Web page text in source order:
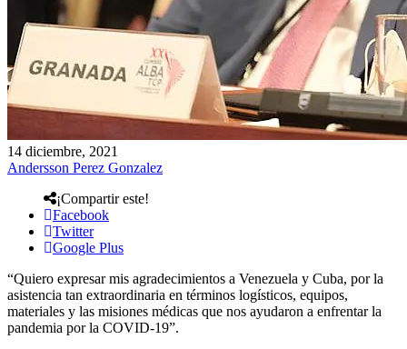
14 diciembre, 2021
Andersson Perez Gonzalez
¡Compartir este!
Facebook
Twitter
Google Plus
“Quiero expresar mis agradecimientos a Venezuela y Cuba, por la
asistencia tan extraordinaria en términos logísticos, equipos,
materiales y las misiones médicas que nos ayudaron a enfrentar la
pandemia por la COVID-19”.